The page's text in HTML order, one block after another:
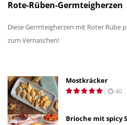
Rote-Rüben-Germteigherzen
Diese Germteigherzen mit Roter Rübe
zum Vernaschen!
Mostkräcker
40
Brioche mit spicy